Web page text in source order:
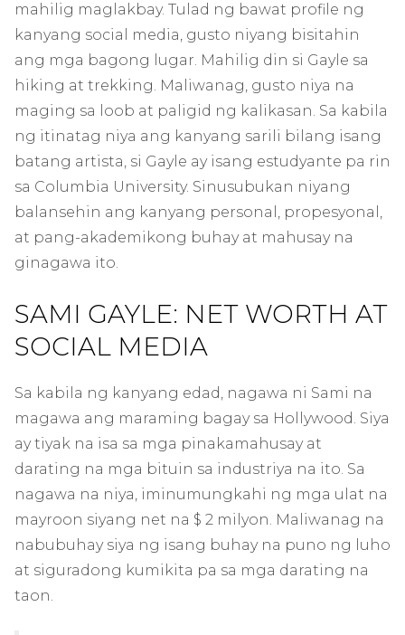
mahilig maglakbay. Tulad ng bawat profile ng
kanyang social media, gusto niyang bisitahin
ang mga bagong lugar. Mahilig din si Gayle sa
hiking at trekking. Maliwanag, gusto niya na
maging sa loob at paligid ng kalikasan. Sa kabila
ng itinatag niya ang kanyang sarili bilang isang
batang artista, si Gayle ay isang estudyante pa rin
sa Columbia University. Sinusubukan niyang
balansehin ang kanyang personal, propesyonal,
at pang-akademikong buhay at mahusay na
ginagawa ito.
SAMI GAYLE: NET WORTH AT
SOCIAL MEDIA
Sa kabila ng kanyang edad, nagawa ni Sami na
magawa ang maraming bagay sa Hollywood. Siya
ay tiyak na isa sa mga pinakamahusay at
darating na mga bituin sa industriya na ito. Sa
nagawa na niya, iminumungkahi ng mga ulat na
mayroon siyang net na $ 2 milyon. Maliwanag na
nabubuhay siya ng isang buhay na puno ng luho
at siguradong kumikita pa sa mga darating na
taon.